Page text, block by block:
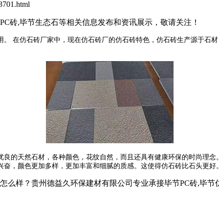
砖,毕节生态石等相关信息发布和资讯展示，敬请关注！
在仿石砖厂家中，现在仿石砖厂的仿石砖特色，仿石砖生产源于石
的天然石材，各种颜色，花纹自然，而且还具有健康环保的时尚理
，颜色更加多样，更加丰富和细腻的质感。这使得仿石砖比石头更
样？贵州德益久环保建材有限公司专业承接毕节PC砖,毕节